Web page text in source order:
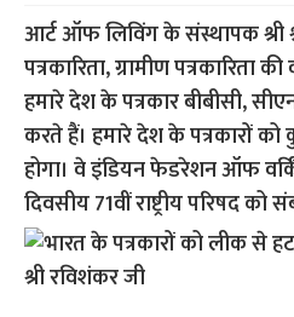
आर्ट ऑफ लिविंग के संस्थापक श्री
पत्रकारिता, ग्रामीण
हमारे देश के पत्रकार बीबीसी,
करते हैं। हमारे देश के पत्रकारों
होगा। वे इंडियन फेडरेशन ऑफ
दिवसीय 71वीं राष्ट्रीय परिषद को